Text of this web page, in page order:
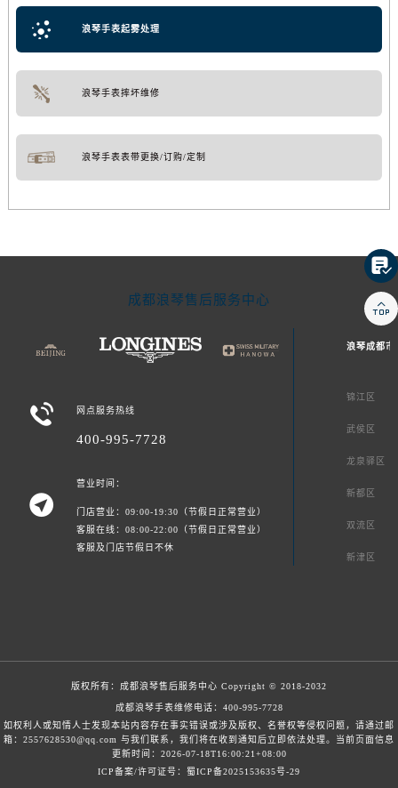
浪琴手表起雾处理
浪琴手表摔坏维修
浪琴手表表带更换/订购/定制
成都浪琴售后服务中心
 网点服务热线
400-995-7728

营业时间：
门店营业：09:00-19:30（节假日正常营业）
客服在线：08:00-22:00（节假日正常营业）
客服及门店节假日不休
浪琴成都市
锦江区
武侯区
龙泉驿区
新都区
双流区
新津区
版权所有： 成都浪琴售后服务中心 Copyright © 2018-2032
成都浪琴手表维修电话： 400-995-7728
如权利人或知情人士发现本站内容存在事实错误或涉及版权、名誉权等侵权问题，请通过邮
箱：2557628530@qq.com 与我们联系，我们将在收到通知后立即依法处理。当前页面信息
更新时间：2026-07-18T16:00:21+08:00
ICP备案/许可证号：蜀ICP备2025153635号-29

